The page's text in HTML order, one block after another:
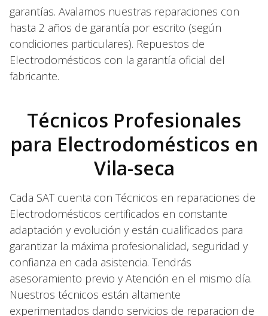
garantías. Avalamos nuestras reparaciones con
hasta 2 años de garantía por escrito (según
condiciones particulares). Repuestos de
Electrodomésticos con la garantía oficial del
fabricante.
Técnicos Profesionales
para Electrodomésticos en
Vila-seca
Cada SAT cuenta con Técnicos en reparaciones de
Electrodomésticos certificados en constante
adaptación y evolución y están cualificados para
garantizar la máxima profesionalidad, seguridad y
confianza en cada asistencia. Tendrás
asesoramiento previo y Atención en el mismo día.
Nuestros técnicos están altamente
experimentados dando servicios de reparacion de